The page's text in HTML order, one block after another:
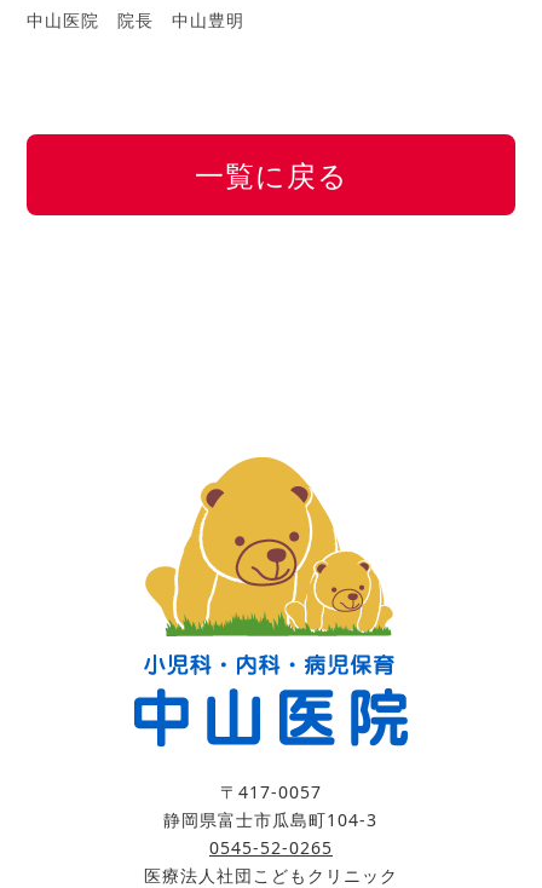
中山医院 院長 中山豊明
一覧に戻る
〒417-0057
静岡県富士市瓜島町104-3
0545-52-0265
医療法人社団こどもクリニック